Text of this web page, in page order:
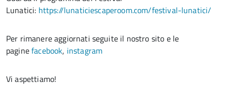
Lunatici: https://lunaticiescaperoom.com/festival-lunatici/
Per rimanere aggiornati seguite il nostro sito e le
paginefacebook, instagram
Vi aspettiamo!